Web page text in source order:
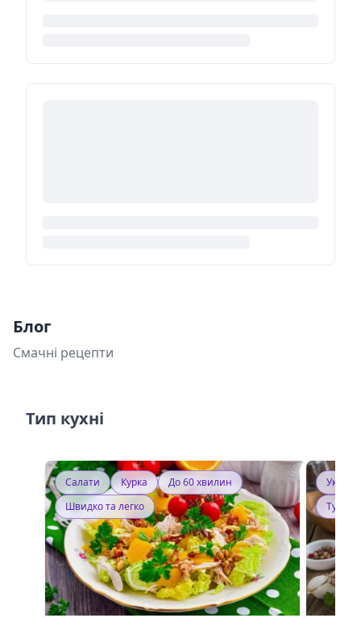
Блог
Смачні рецепти
Тип кухні
Салати Курка
До 60 хвилин
Швидко та легко